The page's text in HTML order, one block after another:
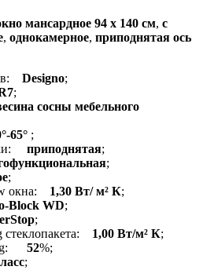
мансардное 94 x 140 см, с
, однокамерное, приподнятая ось
Designo;
;
сосны мебельного
65° ;
приподнятая;
;
;
окна: 1,30 Вт/ м² К;
Block WD;
;
1,00 Вт/м² К;
52%;
;